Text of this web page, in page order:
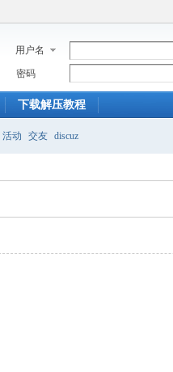
用户名
密码
下载解压教程
活动 交友 discuz